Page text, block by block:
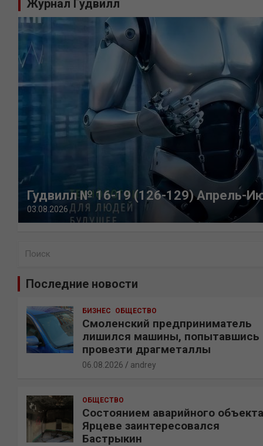
Журнал Гудвилл
Гудвилл № 16-19 (126-129) Апрель-
03.08.2026
Последние новости
БИЗНЕС ОБЩЕСТВО
Смоленский предприниматель
лишился машины, попытавшись
провезти драгметаллы
06.08.2026 andrey
ОБЩЕСТВО
Состоянием аварийного
Ярцеве заинтересовался
Бастрыкин